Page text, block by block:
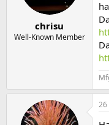
a
m
chrisu
Well-Known Member
26